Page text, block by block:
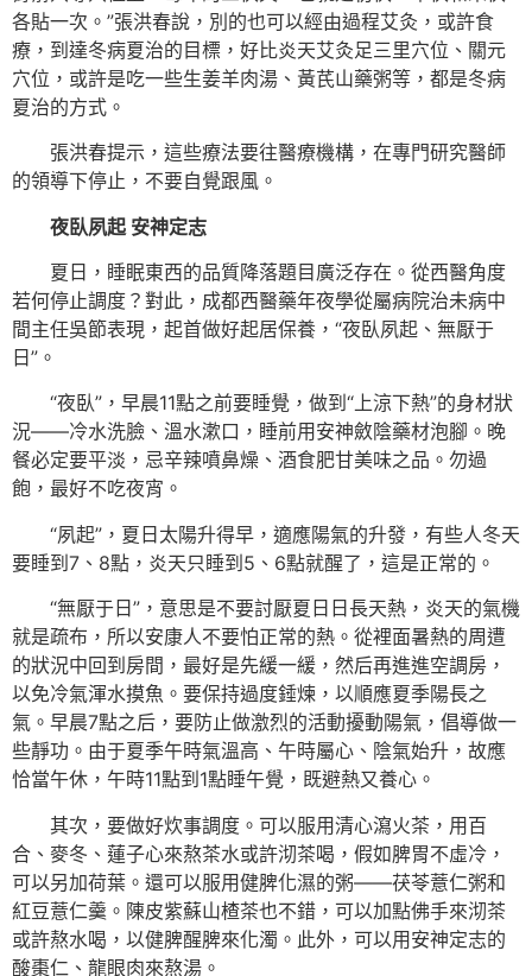
各貼一次。”張洪春說，別的也可以經由過程艾灸，或許食
療，到達冬病夏治的目標，好比炎天艾灸足三里穴位、關元
穴位，或許是吃一些生姜羊肉湯、黃芪山藥粥等，都是冬病
夏治的方式。
張洪春提示，這些療法要往醫療機構，在專門研究醫師
的領導下停止，不要自覺跟風。
夜臥夙起 安神定志
夏日，睡眠東西的品質降落題目廣泛存在。從西醫角度
若何停止調度？對此，成都西醫藥年夜學從屬病院治未病中
間主任吳節表現，起首做好起居保養，“夜臥夙起、無厭于
日”。
“夜臥”，早晨11點之前要睡覺，做到“上涼下熱”的身材狀
況——冷水洗臉、溫水漱口，睡前用安神斂陰藥材泡腳。晚
餐必定要平淡，忌辛辣噴鼻燥、酒食肥甘美味之品。勿過
飽，最好不吃夜宵。
“夙起”，夏日太陽升得早，適應陽氣的升發，有些人冬天
要睡到7、8點，炎天只睡到5、6點就醒了，這是正常的。
“無厭于日”，意思是不要討厭夏日日長天熱，炎天的氣機
就是疏布，所以安康人不要怕正常的熱。從裡面暑熱的周遭
的狀況中回到房間，最好是先緩一緩，然后再進進空調房，
以免冷氣渾水摸魚。要保持過度錘煉，以順應夏季陽長之
氣。早晨7點之后，要防止做激烈的活動擾動陽氣，倡導做一
些靜功。由于夏季午時氣溫高、午時屬心、陰氣始升，故應
恰當午休，午時11點到1點睡午覺，既避熱又養心。
其次，要做好炊事調度。可以服用清心瀉火茶，用百
合、麥冬、蓮子心來熬茶水或許沏茶喝，假如脾胃不虛冷，
可以另加荷葉。還可以服用健脾化濕的粥——茯苓薏仁粥和
紅豆薏仁羹。陳皮紫蘇山楂茶也不錯，可以加點佛手來沏茶
或許熬水喝，以健脾醒脾來化濁。此外，可以用安神定志的
酸棗仁、龍眼肉來熬湯。